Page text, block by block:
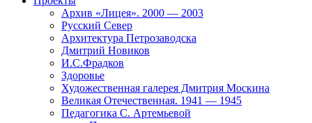
Архив «Лицея». 2000 — 2003
Русский Север
Архитектура Петрозаводска
Дмитрий Новиков
И.С.Фрадков
Здоровье
Художественная галерея Дмитрия Москина
Великая Отечественная. 1941 — 1945
Педагогика С. Артемьевой